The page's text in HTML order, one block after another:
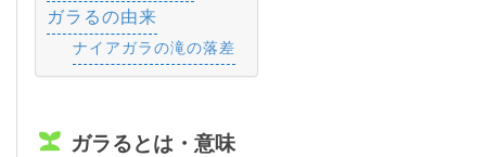
ガラるの由来
ナイアガラの滝の落差
ガラるとは・意味